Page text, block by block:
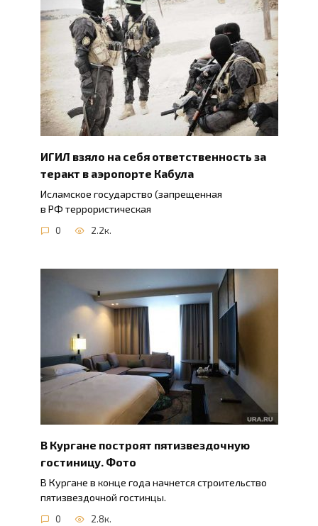
ИГИЛ взяло на себя ответственность за
теракт в аэропорте Кабула
Исламское государство (запрещенная
в РФ террористическая
0 2.2к.
В Кургане построят пятизвездочную
гостиницу. Фото
В Кургане в конце года начнется строительство
пятизвездочной гостинцы.
0 2.8к.